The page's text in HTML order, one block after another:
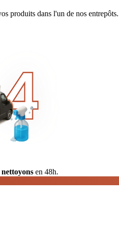
produits dans l'un de nos entrepôts.
en 48h.